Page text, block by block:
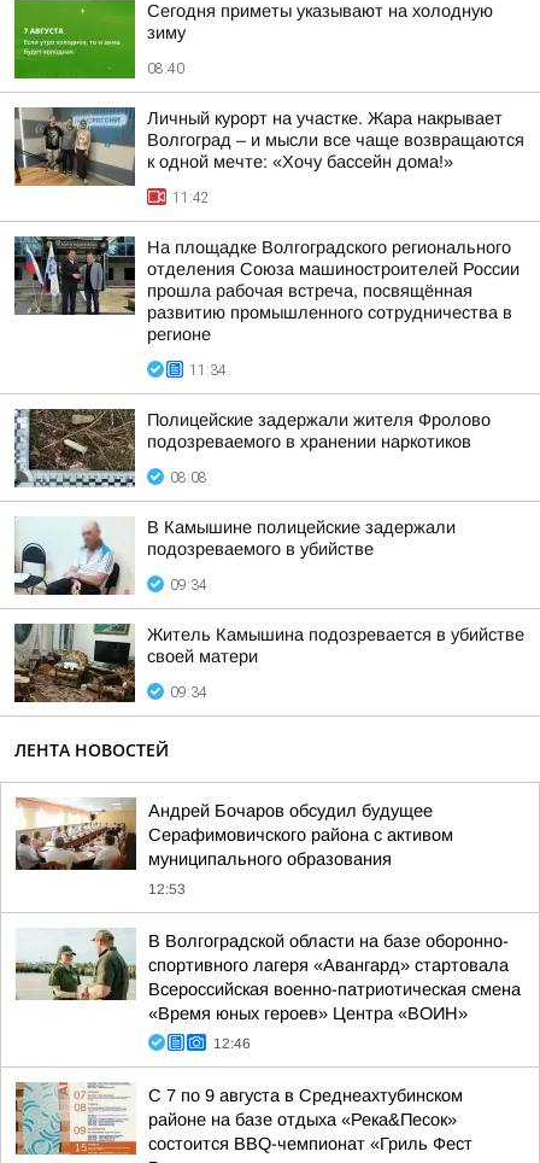
Сегодня приметы указывают на холодную
зиму
08:40
Личный курорт на участке. Жара накрывает
Волгоград – и мысли все чаще возвращаются
к одной мечте: «Хочу бассейн дома!»
11:42
На площадке Волгоградского регионального
отделения Союза машиностроителей России
прошла рабочая встреча, посвящённая
развитию промышленного сотрудничества в
регионе
11:34
Полицейские задержали жителя Фролово
подозреваемого в хранении наркотиков
08:08
В Камышине полицейские задержали
подозреваемого в убийстве
09:34
Житель Камышина подозревается в убийстве
своей матери
09:34
ЛЕНТА НОВОСТЕЙ
Андрей Бочаров обсудил будущее
Серафимовичского района с активом
муниципального образования
12:53
В Волгоградской области на базе оборонно-
спортивного лагеря «Авангард» стартовала
Всероссийская военно-патриотическая смена
«Время юных героев» Центра «ВОИН»
12:46
С 7 по 9 августа в Среднеахтубинском
районе на базе отдыха «Река&Песок»
состоится BBQ-чемпионат «Гриль Фест